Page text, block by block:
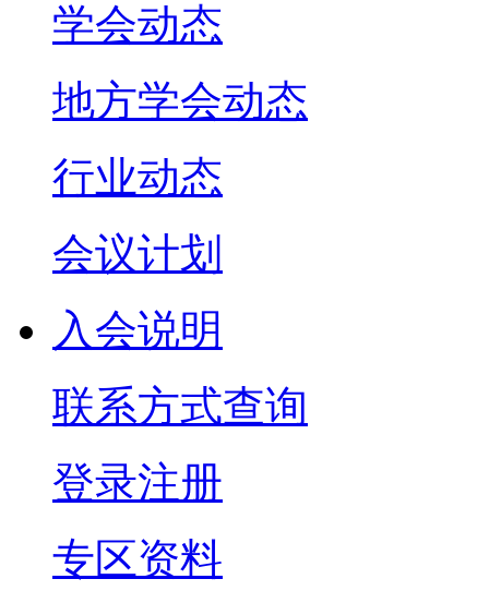
学会动态
地方学会动态
行业动态
会议计划
入会说明
联系方式查询
登录注册
专区资料